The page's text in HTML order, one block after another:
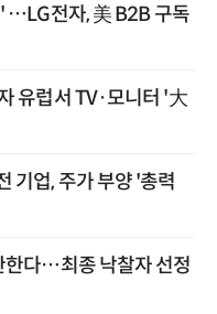
…LG전자, 美 B2B 구독
유럽서 TV·모니터 '大
기업, 주가 부양 '총력
한다…최종 낙찰자 선정